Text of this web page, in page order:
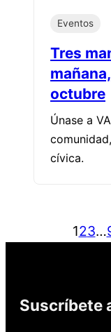
Eventos
Tres
octubre
Únase a
cívica.
123…
Suscríbete